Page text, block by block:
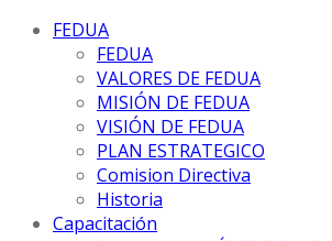
FEDUA
FEDUA
VALORES DE FEDUA
MISIÓN DE FEDUA
VISIÓN DE FEDUA
PLAN ESTRATEGICO
Comision Directiva
Historia
Capacitación